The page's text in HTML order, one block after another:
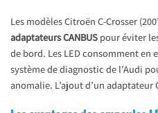
Les modèles Citroën C-Crosser
adaptateurs CANBUS pour éviter
de bord. Les LED consomment en
système de diagnostic de l’Audi
anomalie. L’ajout d’un adaptateur